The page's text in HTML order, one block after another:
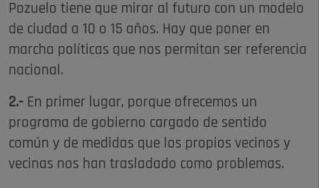
Pozuelo tiene que mirar al futuro con un modelo
de ciudad a 10 o 15 años. Hay que poner en
marcha políticas que nos permitan ser referencia
nacional.
2.- En primer lugar, porque ofrecemos un
programa de gobierno cargado de sentido
común y de medidas que los propios vecinos y
vecinas nos han trasladado como problemas.